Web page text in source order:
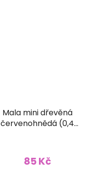
Mala mini dřevěná
červenohnědá (0,4
85 Kč